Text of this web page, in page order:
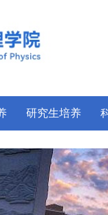
研究生培养